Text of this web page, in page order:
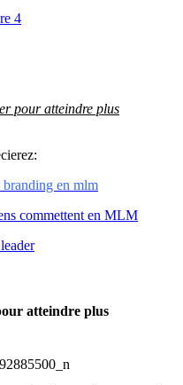
pour atteindre plus
branding en mlm
commettent en MLM
atteindre plus